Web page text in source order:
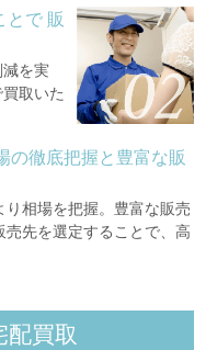
とで 販
を実
取いた
の徹底把握と豊富な販
り相場を把握。豊富な販売
売先を選定することで、高
買取